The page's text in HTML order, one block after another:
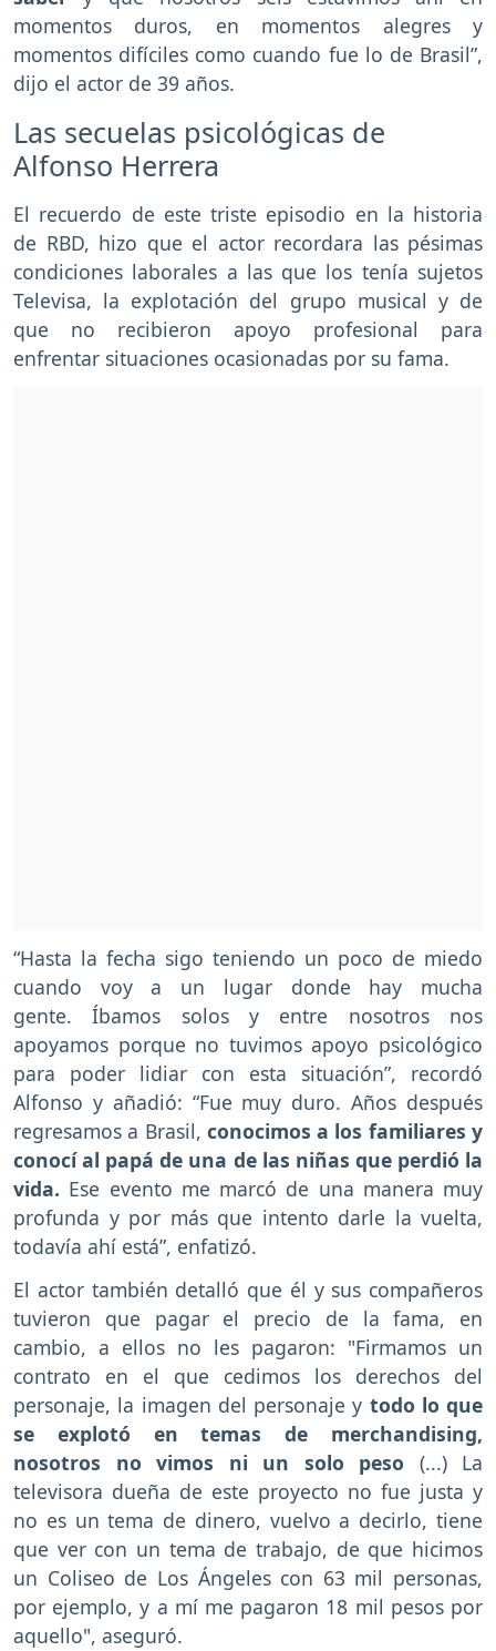
momentos duros, en momentos alegres y
momentos difíciles como cuando fue lo de Brasil”,
dijo el actor de 39 años.
Las secuelas psicológicas de
Alfonso Herrera
El recuerdo de este triste episodio en la historia
de RBD, hizo que el actor recordara las pésimas
condiciones laborales a las que los tenía sujetos
Televisa, la explotación del grupo musical y de
que no recibieron apoyo profesional para
enfrentar situaciones ocasionadas por su fama.
“Hasta la fecha sigo teniendo un poco de miedo
cuando voy a un lugar donde hay mucha
gente. Íbamos solos y entre nosotros nos
apoyamos porque no tuvimos apoyo psicológico
para poder lidiar con esta situación”, recordó
Alfonso y añadió: “Fue muy duro. Años después
regresamos a Brasil, conocimos a los familiares y
conocí al papá de una de las niñas que perdió la
vida. Ese evento me marcó de una manera muy
profunda y por más que intento darle la vuelta,
todavía ahí está”, enfatizó.
El actor también detalló que él y sus compañeros
tuvieron que pagar el precio de la fama, en
cambio, a ellos no les pagaron: "Firmamos un
contrato en el que cedimos los derechos del
personaje, la imagen del personaje y todo lo que
se explotó en temas de merchandising,
nosotros no vimos ni un solo peso (...) La
televisora dueña de este proyecto no fue justa y
no es un tema de dinero, vuelvo a decirlo, tiene
que ver con un tema de trabajo, de que hicimos
un Coliseo de Los Ángeles con 63 mil personas,
por ejemplo, y a mí me pagaron 18 mil pesos por
aquello", aseguró.